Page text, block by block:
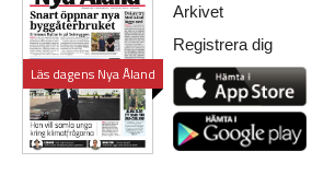
Läs dagens Nya Åland
Arkivet
Registrera dig